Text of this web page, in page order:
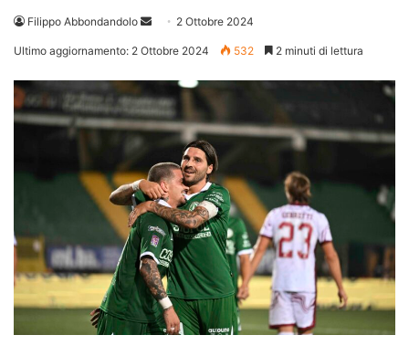
Filippo Abbondandolo
Invia 2 Ottobre 2024
Ultimo aggiornamento: 2 Ottobre 2024 532 2 minuti di lettura